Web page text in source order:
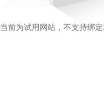
当前为试用网站，不支持绑